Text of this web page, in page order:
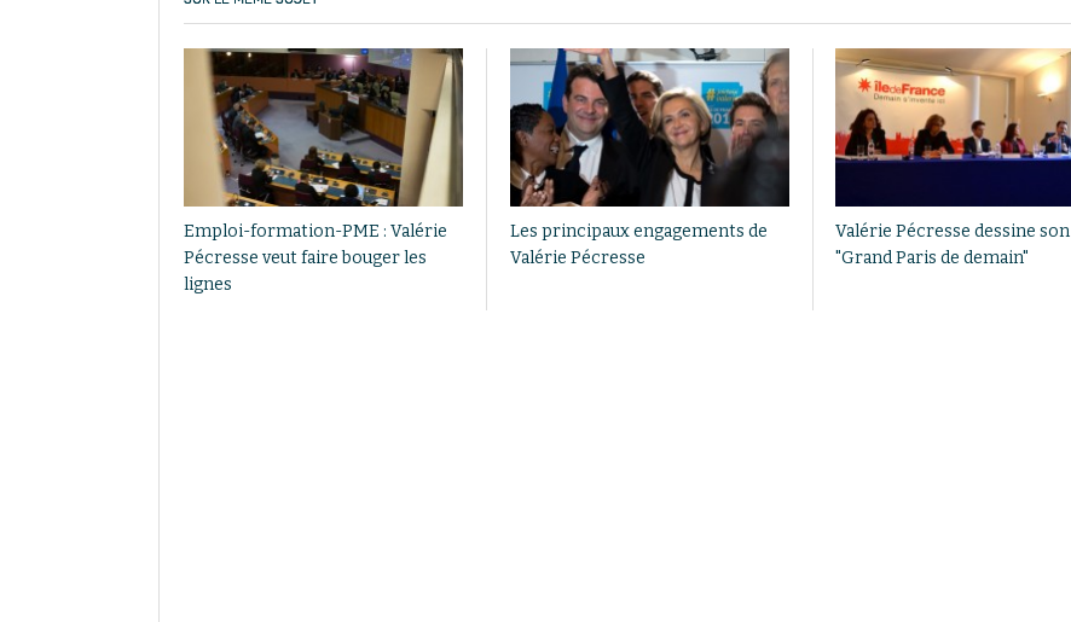
Emploi-formation-PME : Valérie
Pécresse veut faire bouger les
lignes
Les principaux engagements de
Valérie Pécresse
Valérie Pécresse dessine son
"Grand Paris de demain"